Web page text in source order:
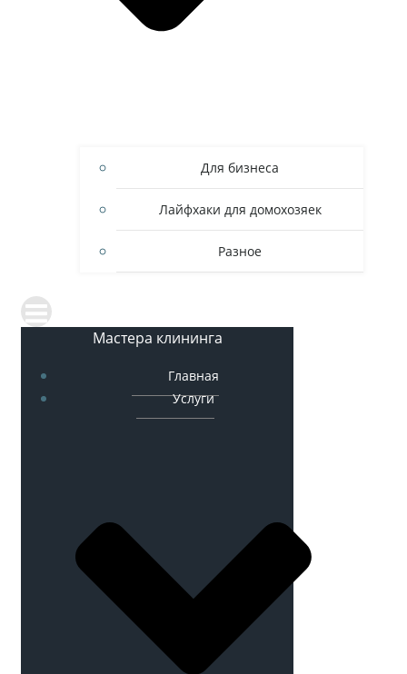
Для бизнеса
Лайфхаки для домохозяек
Разное
Мастера клининга
Главная
Услуги